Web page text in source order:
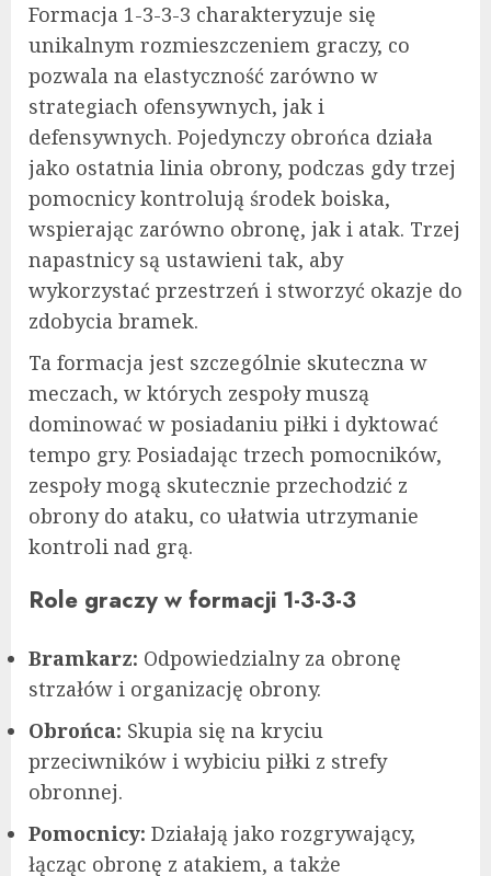
Formacja 1-3-3-3 charakteryzuje się
unikalnym rozmieszczeniem graczy, co
pozwala na elastyczność zarówno w
strategiach ofensywnych, jak i
defensywnych. Pojedynczy obrońca działa
jako ostatnia linia obrony, podczas gdy trzej
pomocnicy kontrolują środek boiska,
wspierając zarówno obronę, jak i atak. Trzej
napastnicy są ustawieni tak, aby
wykorzystać przestrzeń i stworzyć okazje do
zdobycia bramek.
Ta formacja jest szczególnie skuteczna w
meczach, w których zespoły muszą
dominować w posiadaniu piłki i dyktować
tempo gry. Posiadając trzech pomocników,
zespoły mogą skutecznie przechodzić z
obrony do ataku, co ułatwia utrzymanie
kontroli nad grą.
Role graczy w formacji 1-3-3-3
Bramkarz: Odpowiedzialny za obronę
strzałów i organizację obrony.
Obrońca: Skupia się na kryciu
przeciwników i wybiciu piłki z strefy
obronnej.
Pomocnicy: Działają jako rozgrywający,
łącząc obronę z atakiem, a także